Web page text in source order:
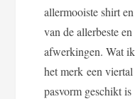
allermooiste shirt
van de allerbeste
afwerkingen. Wat
het merk een
pasvorm geschikt is